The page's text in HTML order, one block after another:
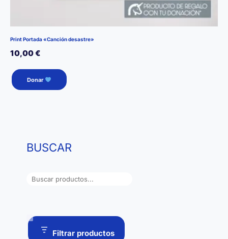
Print Portada «Canción desastre»
10,00€
Donar
BUSCAR
Filtrar productos